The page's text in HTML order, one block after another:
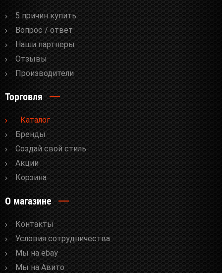
5 причин купить
Вопрос / ответ
Наши партнеры
Отзывы
Производители
Торговля
Каталог
Бренды
Cоздай свой стиль
Акции
Корзина
О магазине
Контакты
Условия сотрудничества
Мы на ebay
Мы на Авито